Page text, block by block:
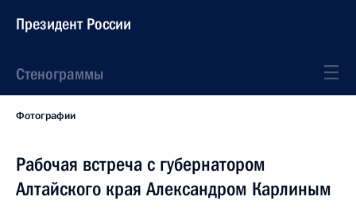
Президент России
Стенограммы
Фотографии
Рабочая встреча с губернатором
Алтайского края Александром Карлиным